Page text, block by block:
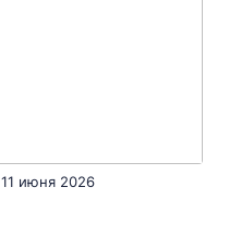
11 июня 2026